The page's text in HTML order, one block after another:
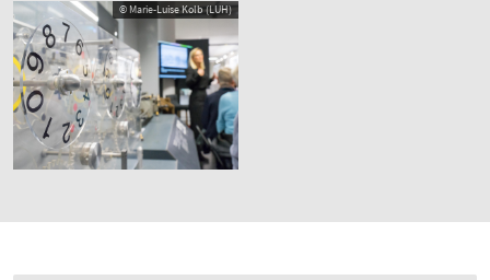
© Marie-Luise Kolb (LUH)